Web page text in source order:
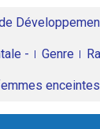
- Genre
enceintes